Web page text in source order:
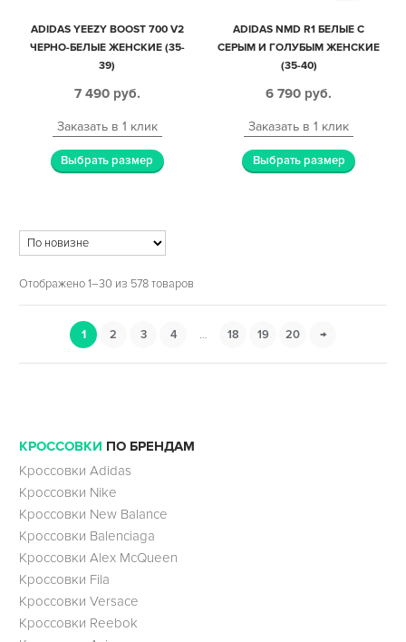
ADIDAS YEEZY BOOST 700 V2
ЧЕРНО-БЕЛЫЕ ЖЕНСКИЕ (35-
39)
7 490 руб.
Заказать в 1 клик
Выбрать размер
ADIDAS NMD R1 БЕЛЫЕ С
СЕРЫМ И ГОЛУБЫМ ЖЕНСКИЕ
(35-40)
6 790 руб.
Заказать в 1 клик
Выбрать размер
Отображено 1–30 из 578 товаров
1 2 3 4 … 18 19 20 →
КРОССОВКИ ПО БРЕНДАМ
Кроссовки Adidas
Кроссовки Nike
Кроссовки New Balance
Кроссовки Balenciaga
Кроссовки Alex McQueen
Кроссовки Fila
Кроссовки Versace
Кроссовки Reebok